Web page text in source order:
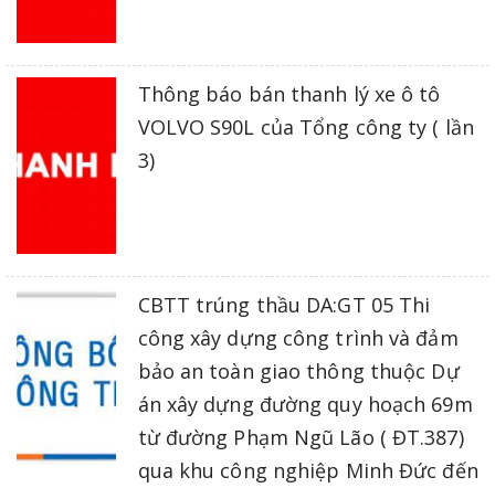
Thông báo bán thanh lý xe ô tô
VOLVO S90L của Tổng công ty ( lần
3)
CBTT trúng thầu DA:GT 05 Thi
công xây dựng công trình và đảm
bảo an toàn giao thông thuộc Dự
án xây dựng đường quy hoạch 69m
từ đường Phạm Ngũ Lão ( ĐT.387)
qua khu công nghiệp Minh Đức đến